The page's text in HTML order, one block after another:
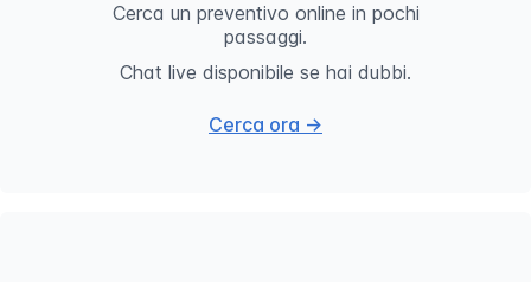
Cerca un preventivo online in pochi
passaggi.
Chat live disponibile se hai dubbi.
Cerca ora →